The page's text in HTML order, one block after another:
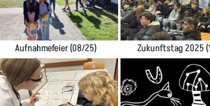
Aufnahmefeier (08/25) Zukunftstag 2025